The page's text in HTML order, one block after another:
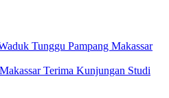
Tunggu Pampang Makassar
Terima Kunjungan Studi